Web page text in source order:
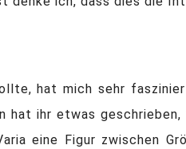
hat mich sehr
hat ihr etwas
eine Figur zwischen